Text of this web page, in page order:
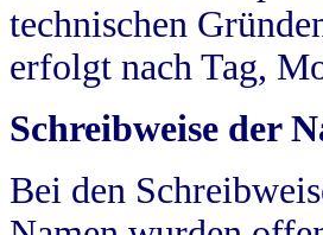
technischen
erfolgt nach Tag,
Schreibweise der
Bei den